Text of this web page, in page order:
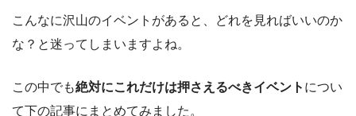
こんなに沢山のイベントがあると、どれを見ればいいのか
な？と迷ってしまいますよね。
この中でも絶対にこれだけは押さえるべきイベント につい
て下の記事にまとめてみました。